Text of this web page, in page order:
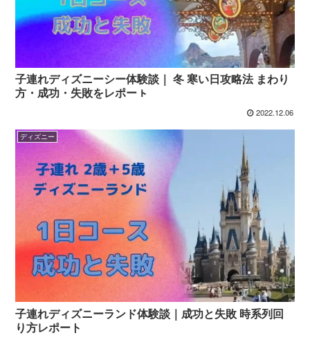
子連れディズニーシー体験談｜ 冬 寒い日攻略法 まわり
方・成功・失敗をレポーㇳ
2022.12.06
ディズニー
子連れディズニーランド体験談｜成功と失敗 時系列回
り方レポート